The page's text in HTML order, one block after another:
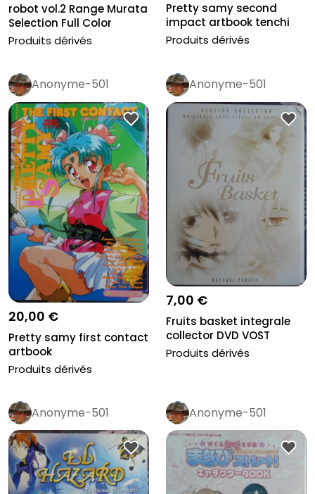
robot vol.2 Range Murata
Selection Full Color
Comi...
Produits dérivés
Pretty samy second
impact artbook tenchi
Muyo sequ...
Produits dérivés
Anonyme-501
20,00 €
Pretty samy first contact
artbook
Produits dérivés
Anonyme-501
7,00 €
Fruits basket integrale
collector DVD VOST
Produits dérivés
Anonyme-501 Anonyme-501